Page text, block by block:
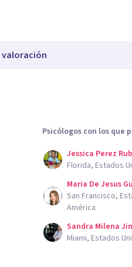
valoración
Psicólogos con los que
Jessica Perez
Florida, Estados
Maria De Jesus
San Francisco,
América
Sandra Milena
Miami, Estados